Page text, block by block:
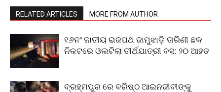
RELATED ARTICLES MORE FROM AUTHOR
୧୬ନଂ ଜାତୀୟ ରାଜପଥ ଜାମୁଝାଡ଼ି ତାରିଣୀ ଛକ
ନିକଟରେ ଓଲଟିଲା ତୀର୍ଥଯାତ୍ରୀ ବସ: ୨୦ ଆହତ
ବ୍ରହ୍ମପୁର ରେ ବରିଷ୍ଠ ଆଇନଜୀବୀଙ୍କୁ